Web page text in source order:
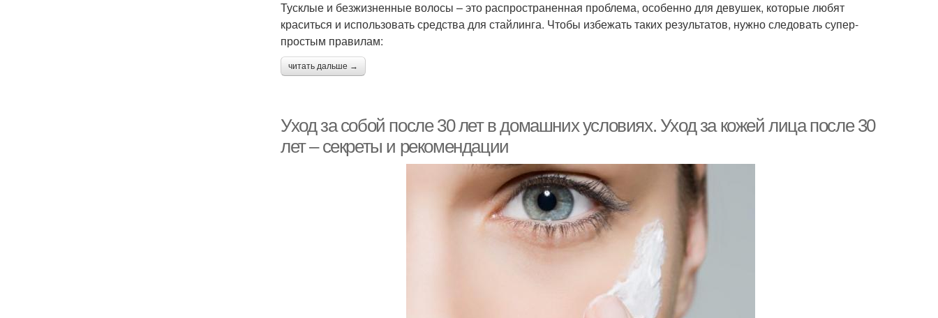
Тусклые и безжизненные волосы – это распространенная проблема, особенно для девушек, которые любят
краситься и использовать средства для стайлинга. Чтобы избежать таких результатов, нужно следовать супер-
простым правилам:
читать дальше →
Уход за собой после 30 лет в домашних условиях. Уход за кожей лица после 30
лет – секреты и рекомендации